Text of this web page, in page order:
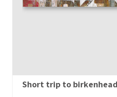
Short trip to birkenhead